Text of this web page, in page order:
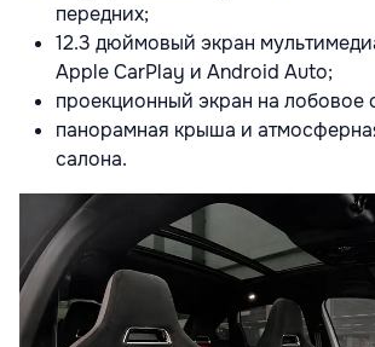
передних;
12.3 дюймовый экран
Apple CarPlay и Android Auto;
проекционный экран на лобовое
панорамная крыша и
салона.